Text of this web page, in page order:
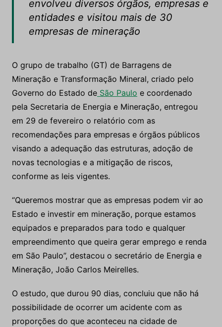
envolveu diversos órgãos, empresas e
entidades e visitou mais de 30
empresas de mineração
O grupo de trabalho (GT) de Barragens de
Mineração e Transformação Mineral, criado pelo
Governo do Estado deSão Paulo e coordenado
pela Secretaria de Energia e Mineração, entregou
em 29 de fevereiro o relatório com as
recomendações para empresas e órgãos públicos
visando a adequação das estruturas, adoção de
novas tecnologias e a mitigação de riscos,
conforme as leis vigentes.
“Queremos mostrar que as empresas podem vir ao
Estado e investir em mineração, porque estamos
equipados e preparados para todo e qualquer
empreendimento que queira gerar emprego e renda
em São Paulo”, destacou o secretário de Energia e
Mineração, João Carlos Meirelles.
O estudo, que durou 90 dias, concluiu que não há
possibilidade de ocorrer um acidente com as
proporções do que aconteceu na cidade de